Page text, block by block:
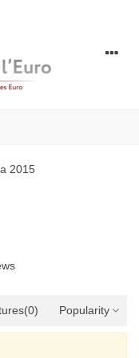
2015
(0) Popularity